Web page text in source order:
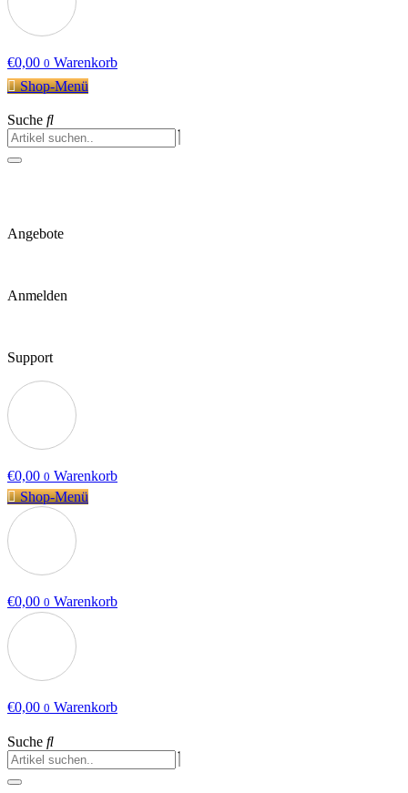
€0,00 0 Warenkorb
Shop-Menü
Suche
Angebote
Anmelden
Support
€0,00 0 Warenkorb
Shop-Menü
€0,00 0 Warenkorb
€0,00 0 Warenkorb
Suche